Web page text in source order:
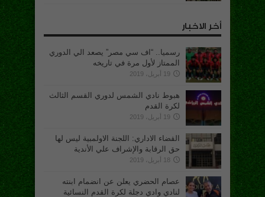
أخر الاخبار
رسميا.. “اف سي مصر” يصعد الي الدوري
الممتاز لأول مرة في تاريخه
19 أبريل، 2019
هبوط نادي الشمس لدوري القسم الثالث
لكرة القدم
19 أبريل، 2019
القضاء الاداري: اللجنة الاولمبية ليس لها
حق الرقابة والإشراف علي الأندية
18 أبريل، 2019
عصام الحضري يعلن عن انضمام ابنته
لنادي وادي دجلة لكرة القدم النسائية